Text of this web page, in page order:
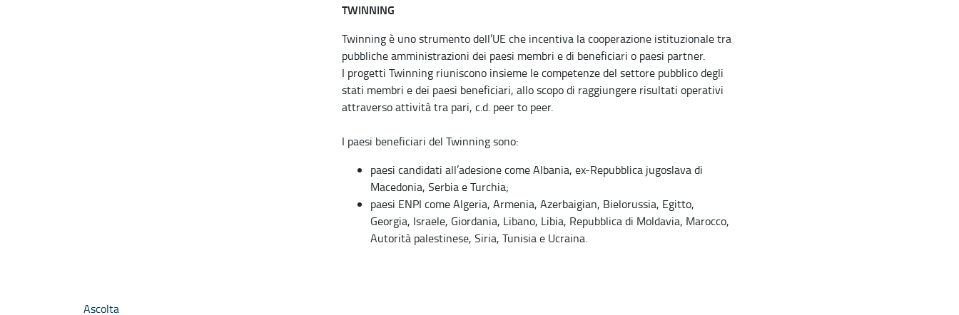
TWINNING
Twinning è uno strumento dell’UE che incentiva la cooperazione istituzionale tra
pubbliche amministrazioni dei paesi membri e di beneficiari o paesi partner.
I progetti Twinning riuniscono insieme le competenze del settore pubblico degli
stati membri e dei paesi beneficiari, allo scopo di raggiungere risultati operativi
attraverso attività tra pari, c.d. peer to peer.
I paesi beneficiari del Twinning sono:
paesi candidati all’adesione come Albania, ex-Repubblica jugoslava di
Macedonia, Serbia e Turchia;
paesi ENPI come Algeria, Armenia, Azerbaigian, Bielorussia, Egitto,
Georgia, Israele, Giordania, Libano, Libia, Repubblica di Moldavia, Marocco,
Autorità palestinese, Siria, Tunisia e Ucraina.
Ascolta